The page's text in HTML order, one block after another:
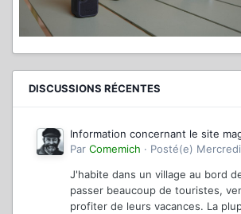
DISCUSSIONS RÉCENTES
Information concernant le site
Par Comemich · Posté(e)
J'habite dans un village au bord
passer beaucoup de touristes,
profiter de leurs vacances. La